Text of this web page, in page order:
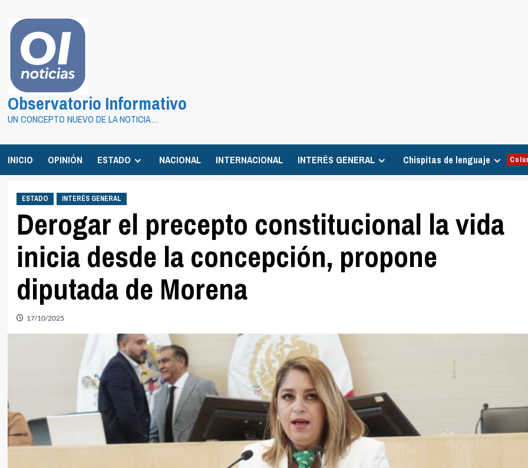
contenido
Observatorio Informativo
UN CONCEPTO NUEVO DE LA NOTICIA…
INICIO OPINIÓN ESTADO NACIONAL INTERNACIONAL INTERÉS GENERAL Chispitas de lenguaje
ESTADO INTERÉS GENERAL
Derogar el precepto constitucional la vida
inicia desde la concepción, propone
diputada de Morena
17/10/2025